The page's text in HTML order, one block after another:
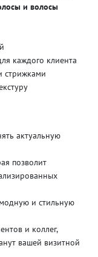
и волосы
каждого клиента
стрижками
актуальную
позволит
и стильную
и коллег,
вашей визитной